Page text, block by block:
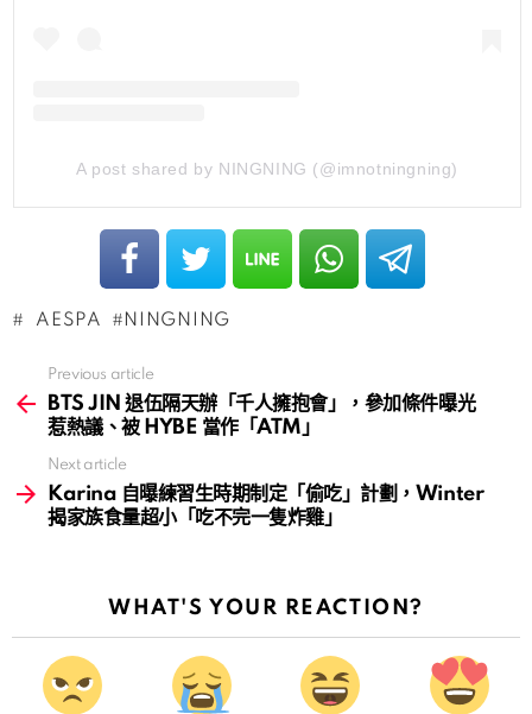
A post shared by NINGNING (@imnotningning)
AESPA NINGNING
more
Previous article
BTS JIN 退伍隔天辦「千人擁抱會」，參加條件曝光
惹熱議、被 HYBE 當作「ATM」
Next article
Karina 自曝練習生時期制定「偷吃」計劃，Winter
揭家族食量超小「吃不完一隻炸雞」
WHAT'S YOUR REACTION?